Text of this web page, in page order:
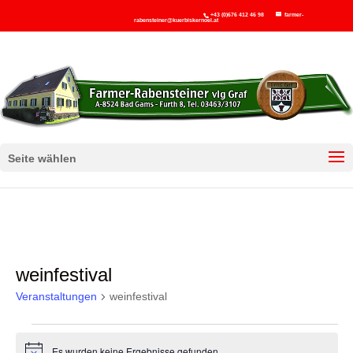
+43 (0)676 412 46 98
farmer-
rabensteiner@kuerbiskernoel.at
Seite wählen
weinfestival
Veranstaltungen weinfestival
Veranstaltungen